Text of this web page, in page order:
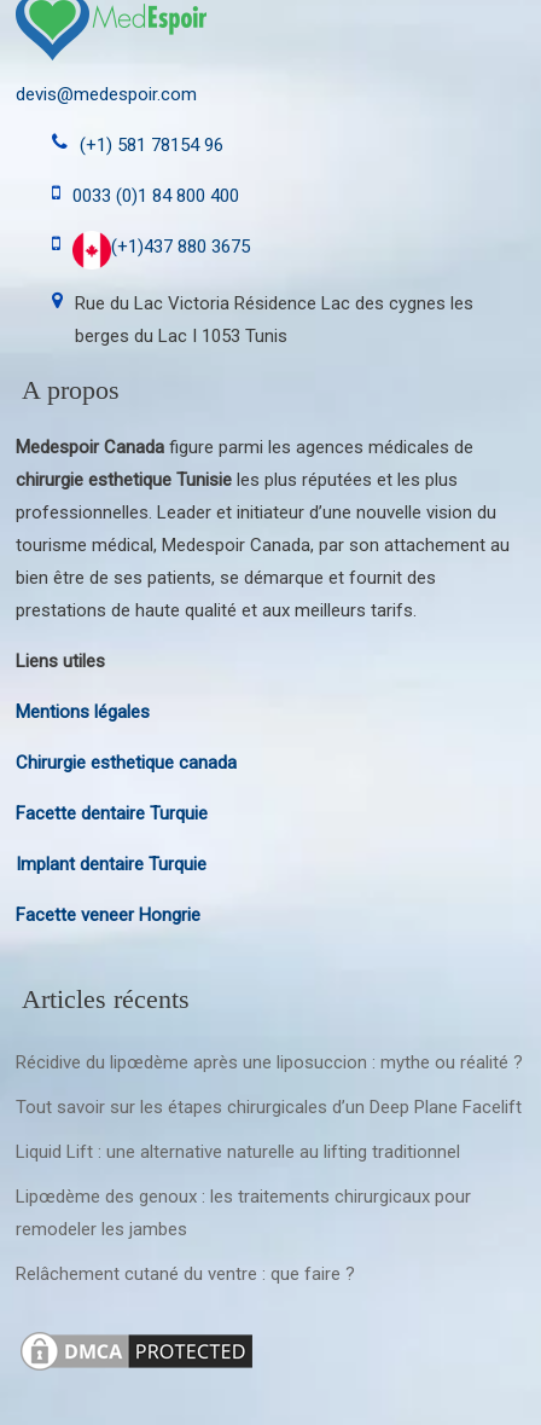
devis@medespoir.com
(+1) 581 78154 96
0033 (0)1 84 800 400
(+1)437 880 3675
Rue du Lac Victoria Résidence Lac des cygnes les
berges du Lac I 1053 Tunis
A propos
Medespoir Canada figure parmi les agences médicales de
chirurgie esthetique Tunisie les plus réputées et les plus
professionnelles. Leader et initiateur d’une nouvelle vision du
tourisme médical, Medespoir Canada, par son attachement au
bien être de ses patients, se démarque et fournit des
prestations de haute qualité et aux meilleurs tarifs.
Liens utiles
Mentions légales
Chirurgie esthetique canada
Facette dentaire Turquie
Implant dentaire Turquie
Facette veneer Hongrie
Articles récents
Récidive du lipœdème après une liposuccion : mythe ou réalité ?
Tout savoir sur les étapes chirurgicales d’un Deep Plane Facelift
Liquid Lift : une alternative naturelle au lifting traditionnel
Lipœdème des genoux : les traitements chirurgicaux pour
remodeler les jambes
Relâchement cutané du ventre : que faire ?